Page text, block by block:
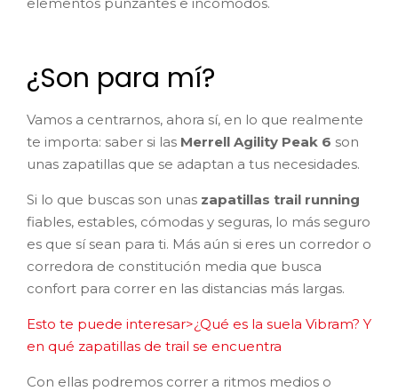
¿Son para mí?
Vamos a centrarnos, ahora sí, en lo que realmente
te importa: saber si las Merrell Agility Peak 6 son
unas zapatillas que se adaptan a tus necesidades.
Si lo que buscas son unas zapatillas trail running
fiables, estables, cómodas y seguras, lo más seguro
es que sí sean para ti. Más aún si eres un corredor o
corredora de constitución media que busca
confort para correr en las distancias más largas.
Esto te puede interesar>¿Qué es la suela Vibram? Y
en qué zapatillas de trail se encuentra
Con ellas podremos correr a ritmos medios o